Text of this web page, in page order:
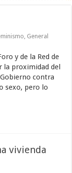
, General
y de la Red de
la proximidad del
contra
sexo, pero lo
vivienda